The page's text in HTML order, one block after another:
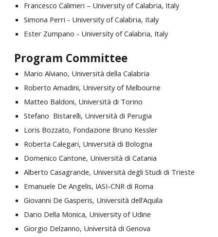
Francesco Calimeri – University of Calabria, Italy
Simona Perri - University of Calabria, Italy
Ester Zumpano - University of Calabria, Italy
Program Committee
Mario Alviano, Università della Calabria
Roberto Amadini, University of Melbourne
Matteo Baldoni, Università di Torino
Stefano  Bistarelli, Università di Perugia
Loris Bozzato, Fondazione Bruno Kessler
Roberta Calegari, Università di Bologna
Domenico Cantone, Università di Catania
Alberto Casagrande, Università degli Studi di Trieste
Emanuele De Angelis, IASI-CNR di Roma
Giovanni De Gasperis, Università dell’Aquila
Dario Della Monica, University of Udine
Giorgio Delzanno, Università di Genova